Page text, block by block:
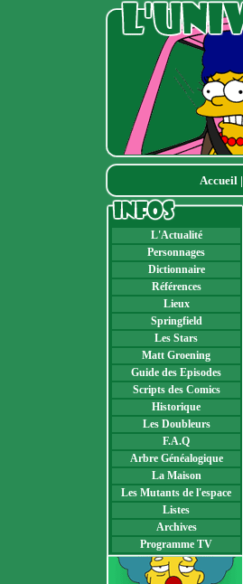
Accueil|
L'Actualité
Personnages
Dictionnaire
Références
Lieux
Springfield
Les Stars
Matt Groening
Guide des Episodes
Scripts des Comics
Historique
Les Doubleurs
F.A.Q
Arbre Généalogique
La Maison
Les Mutants de l'espace
Listes
Archives
Programme TV